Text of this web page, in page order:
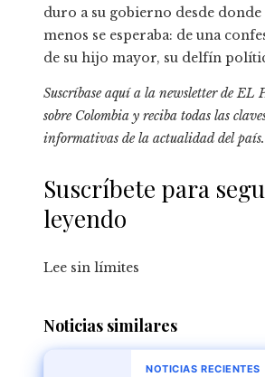
duro a su gobierno desde donde
menos se esperaba: de una
de su hijo mayor, su delfín
Suscríbase aquía la newsletter de EL
sobre Colombia y reciba todas las
informativas de la actualidad del país.
Suscríbete para
leyendo
Lee sin límites
Noticias similares
NOTICIAS RECIENTES